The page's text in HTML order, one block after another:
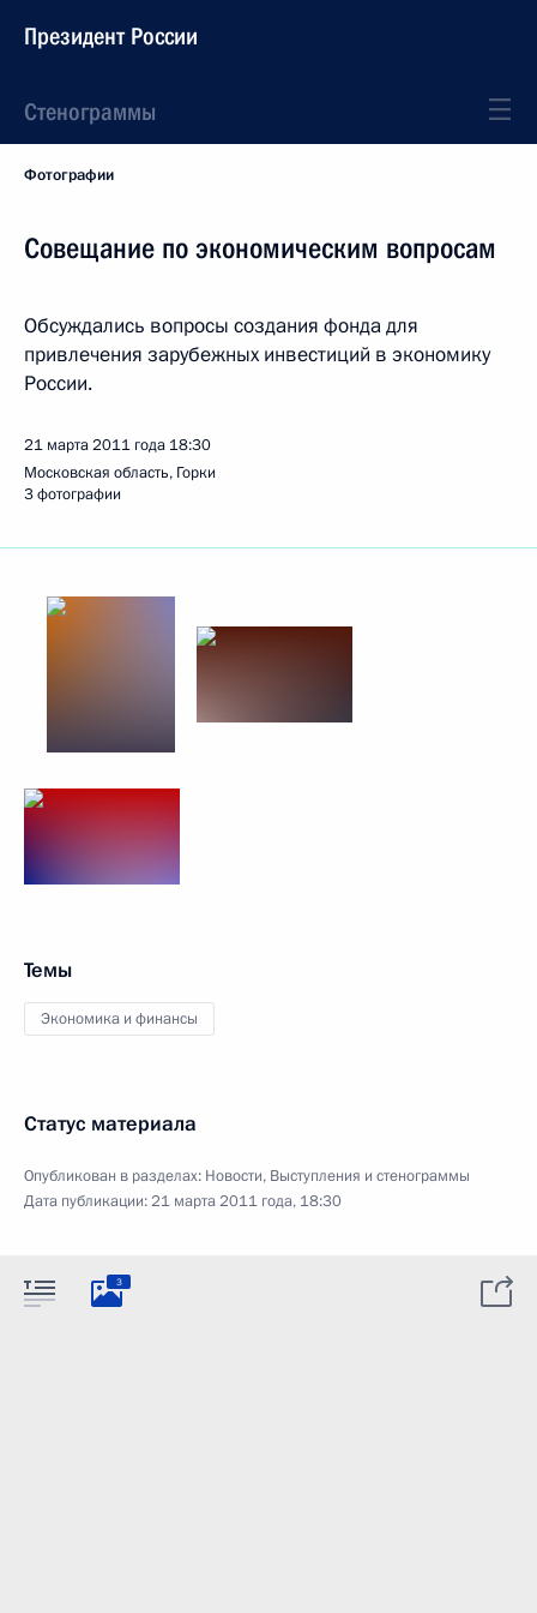
Президент России
Стенограммы
Фотографии
Совещание по экономическим вопросам
Обсуждались вопросы создания фонда для
привлечения зарубежных инвестиций в экономику
России.
21 марта 2011 года 18:30
Московская область, Горки
3 фотографии
Темы
Экономика и финансы
Статус материала
Опубликован в разделах: Новости, Выступления и стенограммы
Дата публикации:21 марта 2011 года, 18:30
3